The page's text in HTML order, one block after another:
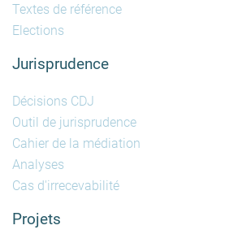
Textes de référence
Elections
Jurisprudence
Décisions CDJ
Outil de jurisprudence
Cahier de la médiation
Analyses
Cas d'irrecevabilité
Projets